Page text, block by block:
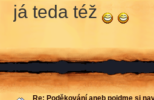
já teda též
Re: Poděkování aneb pojdme si